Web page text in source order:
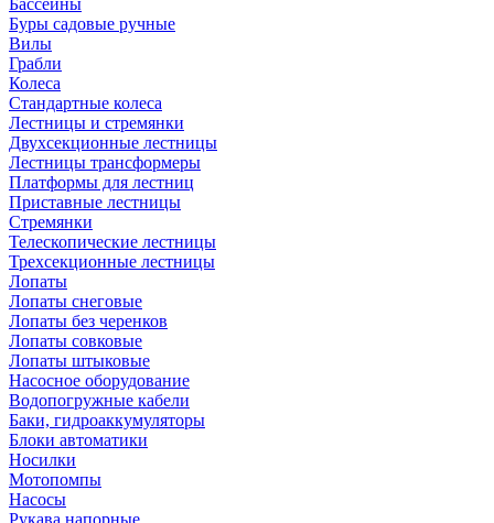
Бассейны
Буры садовые ручные
Вилы
Грабли
Колеса
Стандартные колеса
Лестницы и стремянки
Двухсекционные лестницы
Лестницы трансформеры
Платформы для лестниц
Приставные лестницы
Стремянки
Телескопические лестницы
Трехсекционные лестницы
Лопаты
Лопаты снеговые
Лопаты без черенков
Лопаты совковые
Лопаты штыковые
Насосное оборудование
Водопогружные кабели
Баки, гидроаккумуляторы
Блоки автоматики
Носилки
Мотопомпы
Насосы
Рукава напорные